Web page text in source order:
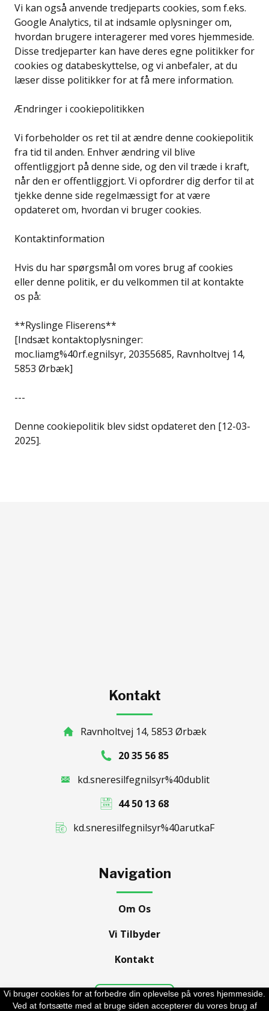
Vi kan også anvende tredjeparts cookies, som f.eks.
Google Analytics, til at indsamle oplysninger om,
hvordan brugere interagerer med vores hjemmeside.
Disse tredjeparter kan have deres egne politikker for
cookies og databeskyttelse, og vi anbefaler, at du
læser disse politikker for at få mere information.
Ændringer i cookiepolitikken
Vi forbeholder os ret til at ændre denne cookiepolitik
fra tid til anden. Enhver ændring vil blive
offentliggjort på denne side, og den vil træde i kraft,
når den er offentliggjort. Vi opfordrer dig derfor til at
tjekke denne side regelmæssigt for at være
opdateret om, hvordan vi bruger cookies.
Kontaktinformation
Hvis du har spørgsmål om vores brug af cookies
eller denne politik, er du velkommen til at kontakte
os på:
**Ryslinge Fliserens**
[Indsæt kontaktoplysninger:
moc.liamg%40rf.egnilsyr, 20355685, Ravnholtvej 14,
5853 Ørbæk]
---
Denne cookiepolitik blev sidst opdateret den [12-03-
2025].
Kontakt
Ravnholtvej 14, 5853 Ørbæk
20 35 56 85
kd.sneresilfegnilsyr%40dublit
44 50 13 68
kd.sneresilfegnilsyr%40arutkaF
Navigation
Om Os
Vi Tilbyder
Kontakt
Cookiepolitik
Vi bruger cookies for at forbedre din oplevelse på vores hjemmeside.
Ved at fortsætte med at bruge siden accepterer du vores brug af